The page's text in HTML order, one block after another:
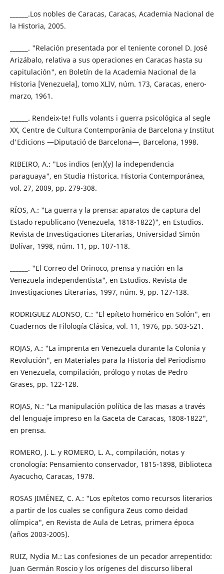
______.Los nobles de Caracas, Caracas, Academia Nacional de
la Historia, 2005.
______. "Relación presentada por el teniente coronel D. José
Arizábalo, relativa a sus operaciones en Caracas hasta su
capitulación", en Boletín de la Academia Nacional de la
Historia [Venezuela], tomo XLIV, núm. 173, Caracas, enero-
marzo, 1961.
______. Rendeix-te! Fulls volants i guerra psicológica al segle
XX, Centre de Cultura Contemporània de Barcelona y Institut
d'Edicions —Diputació de Barcelona—, Barcelona, 1998.
RIBEIRO, A.: "Los indios (en)(y) la independencia
paraguaya", en Studia Historica. Historia Contemporánea,
vol. 27, 2009, pp. 279-308.
RÍOS, A.: "La guerra y la prensa: aparatos de captura del
Estado republicano (Venezuela, 1818-1822)", en Estudios.
Revista de Investigaciones Literarias, Universidad Simón
Bolívar, 1998, núm. 11, pp. 107-118.
______. "El Correo del Orinoco, prensa y nación en la
Venezuela independentista", en Estudios. Revista de
Investigaciones Literarias, 1997, núm. 9, pp. 127-138.
RODRIGUEZ ALONSO, C.: "El epíteto homérico en Solón", en
Cuadernos de Filología Clásica, vol. 11, 1976, pp. 503-521.
ROJAS, A.: "La imprenta en Venezuela durante la Colonia y
Revolución", en Materiales para la Historia del Periodismo
en Venezuela, compilación, prólogo y notas de Pedro
Grases, pp. 122-128.
ROJAS, N.: "La manipulación política de las masas a través
del lenguaje impreso en la Gaceta de Caracas, 1808-1822",
en prensa.
ROMERO, J. L. y ROMERO, L. A., compilación, notas y
cronología: Pensamiento conservador, 1815-1898, Biblioteca
Ayacucho, Caracas, 1978.
ROSAS JIMÉNEZ, C. A.: "Los epítetos como recursos literarios
a partir de los cuales se configura Zeus como deidad
olímpica", en Revista de Aula de Letras, primera época
(años 2003-2005).
RUIZ, Nydia M.: Las confesiones de un pecador arrepentido:
Juan Germán Roscio y los orígenes del discurso liberal